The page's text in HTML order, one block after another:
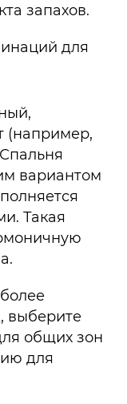
запахов.
для
(например,
вариантом
Такая
выберите
общих зон
для